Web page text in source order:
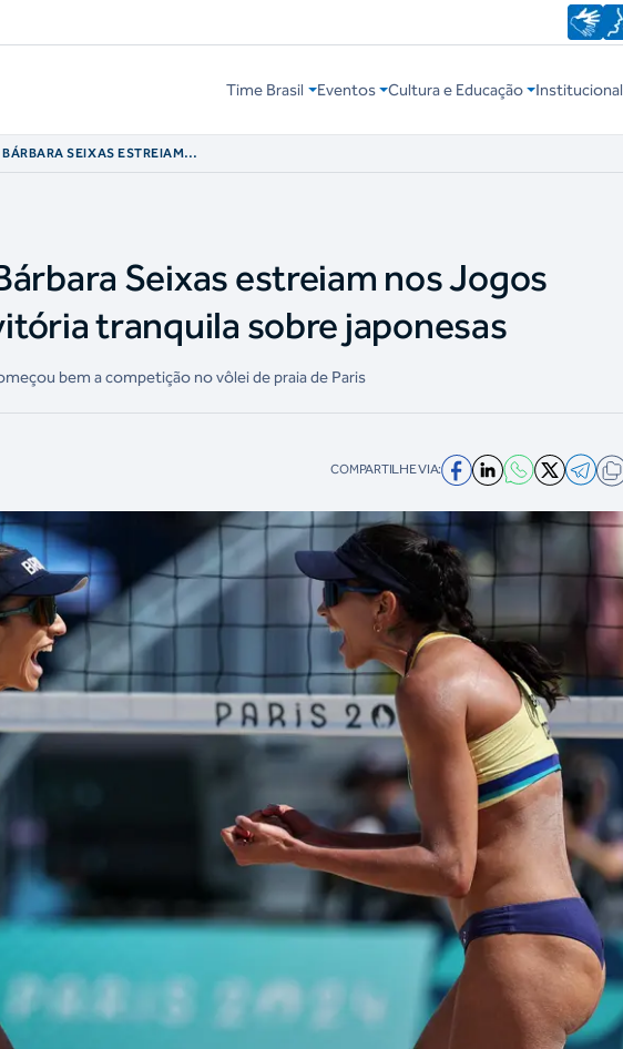
Time Brasil Eventos Cultura e Educação Institucional
SEIXAS ESTREIAM
Seixas estreiam nos Jogos
tranquila sobre japonesas
bem a competição no vôlei de praia de Paris
COMPARTILHE VIA: